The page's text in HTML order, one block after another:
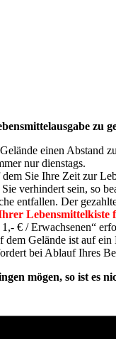
zu
einen Abstand
nur dienstags.
Sie Ihre Zeit zur
verhindert sein, so
entfallen. Der
€ / Erwachsenen“
dem Gelände ist auf
bei Ablauf Ihres
mögen, so ist es